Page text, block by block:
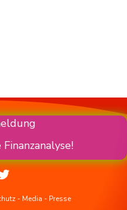
- Media - Presse